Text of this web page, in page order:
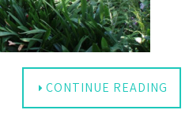
CONTINUE READING